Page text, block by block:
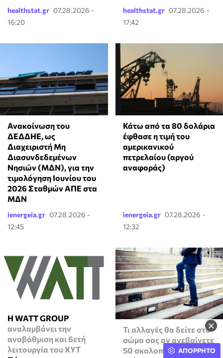
×
healthstat.gr 07.28.2026 -
16:20
healthstat.gr 07.28.2026 -
17:42
Ανακοίνωση του
ΔΕΔΔΗΕ, ως
Διαχειριστή Μη
Διασυνδεδεμένων
Νησιών (ΜΔΝ), για την
τιμολόγηση Ιουνίου του
2026 Σταθμών ΑΠΕ στα
ΜΔΝ
ienergeia.gr 07.28.2026 -
12:45
Κάτω από τα 80 δολάρια
έφθασε η τιμή του
αμερικανικού
πετρελαίου (αργού
αναφοράς)
ienergeia.gr 07.28.2026 -
12:32
Η WATT GROUP
αναλαμβάνει την
αναβάθμιση και 6ετή
λειτουργία του ΧΥΤ
Τι αλλαγές θα δείτε στο
σώμα σας αν ανεβαίνετε
50 σκαλοπάτια τηνΑΠΟΡΡΗΤΟ